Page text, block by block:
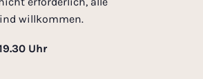
willkommen.
Uhr